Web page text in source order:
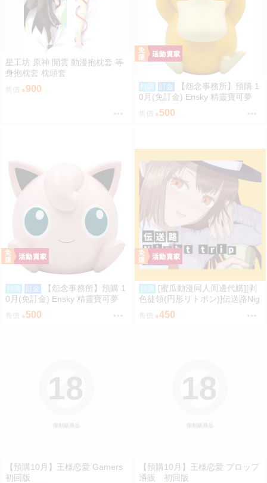
星工坊 原神 閒雲 動漫抱枕套 等
身抱枕套 枕頭套
900 預購 訂金
【怨念事務所】預購 1
0月(免訂金) Ensky 精靈寶可夢
神奇寶貝 軟膠時間系列 寶可夢存
錢筒 可達鴨 0816
500
預購 訂金
【怨念事務所】預購 1
0月(免訂金) Ensky 精靈寶可夢
神奇寶貝 軟膠時間系列 寶可夢存
錢筒 胖丁 0816
售價 500
預購
[蜜瓜動漫同人周邊代購][剥
色徒領(円形リトポン)]伝送路Nig
ht trip(東方Project)(同人專輯)
售價 450
限制級商品
18
【預購10月】王様恋愛 Gamers
初回版
限制級商品
18
【預購10月】王様恋愛 プロップ
通販 初回版